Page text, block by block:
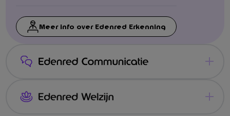
Meer info over Edenred Erkenning
Medewerkers die altijd op de
hoogte zijn